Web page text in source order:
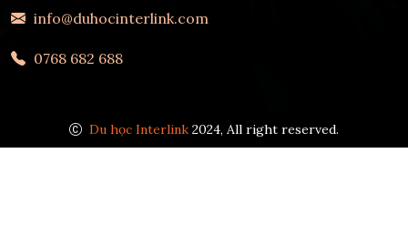
info@duhocinterlink.com
0768 682 688
Du học Interlink 2024, All right reserved.